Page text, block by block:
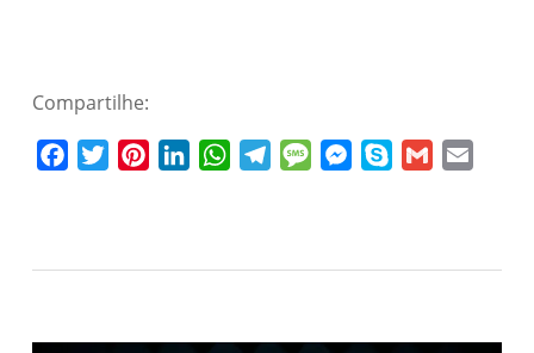
Compartilhe:
FacebookTwitterPinterestLinkedInWhatsAppTelegramMessageMessenger
Skype Gmail